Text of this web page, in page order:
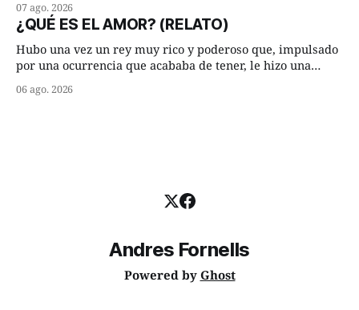
cuarto de hora andando a buen paso. Cierta noche,
terminada su jornada laboral caminaba él hacía su mísera
morada cundo comenzó a llover
07 ago. 2026
¿QUÉ ES EL AMOR? (RELATO)
Hubo una vez un rey muy rico y poderoso que, impulsado
por una ocurrencia que acababa de tener, le hizo una
Dime, hombre sabio, ¿qué es el amor según tú? Su
06 ago. 2026
Andres Fornells
Powered by Ghost